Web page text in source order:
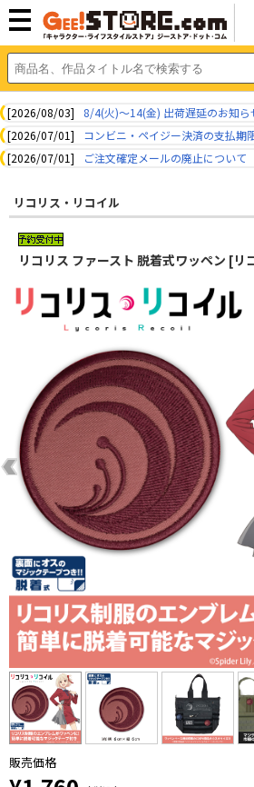
[2026/08/03]
8/4(火)～14(金) 出荷遅延のお知ら
[2026/07/01]
コンビニ・ペイジー決済の支払期
[2026/07/01]
ご注文確定メールの廃止について
リコリス・リコイル
リコリス ファースト 脱着式ワッペン [リ
販売価格